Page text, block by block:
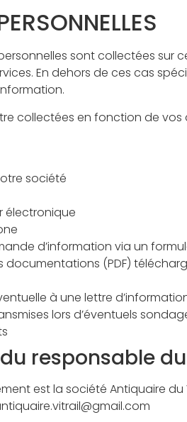
sont collectées
En dehors de ces cas
collectées en fonction de vos
société
électronique
d’information via un
documentations (PDF)
à une lettre
lors d’éventuels
responsable
est la société Antiquaire du